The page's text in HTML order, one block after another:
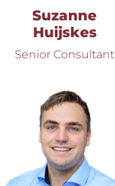
Suzanne
Huijskes
Senior Consultant